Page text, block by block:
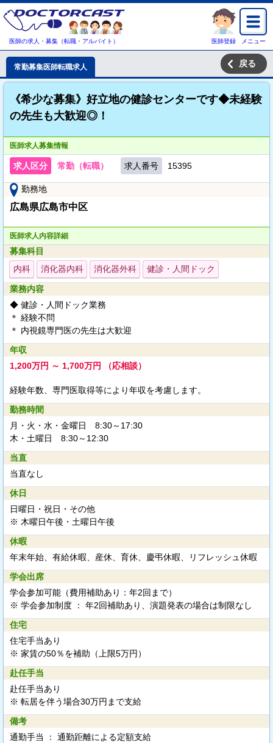
医師の求人・募集（転職・アルバイト） 医師登録 メニュー
常勤募集医師転職求人 戻る
《希少な募集》好立地の健診センターです◆未経験
の先生も大歓迎◎！
医師求人募集情報
求人区分 常勤（転職） 求人番号 15395
勤務地
広島県広島市中区
医師求人内容詳細
募集科目
内科
消化器内科 消化器外科 健診・人間ドック
業務内容
◆ 健診・人間ドック業務
＊ 経験不問
＊ 内視鏡専門医の先生は大歓迎
年収
1,200万円 ～ 1,700万円 （応相談）
経験年数、専門医取得等により年収を考慮します。
勤務時間
月・火・水・金曜日 8:30～17:30
木・土曜日 8:30～12:30
当直
当直なし
休日
日曜日・祝日・その他
※ 木曜日午後・土曜日午後
休暇
年末年始、有給休暇、産休、育休、慶弔休暇、リフレッシュ休暇
学会出席
学会参加可能（費用補助あり：年2回まで）
※ 学会参加制度 ： 年2回補助あり、演題発表の場合は制限なし
住宅
住宅手当あり
※ 家賃の50％を補助（上限5万円）
赴任手当
赴任手当あり
※ 転居を伴う場合30万円まで支給
備考
通勤手当 ： 通勤距離による定額支給